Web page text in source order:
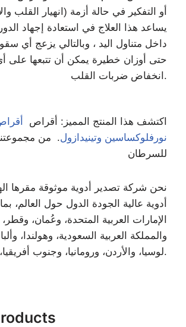
أو التفكير في حالة أزمة (انهيار القلب
يساعد هذا العلاج في استعادة إجهاد
داخل متناول اليد ، وبالتالي يزعج أي
حتى أوزان خطيرة يمكن أن تتبعها على
انخفاض ضربات القلب.
اكتشف هذا المنتج المميز: أقراص
نورفلوكساسين وتينيدازول. من
للسرطان
نحن شركة تصدير أدوية موثوقة مقرها
أدوية عالية الجودة الدول حول العالم،
الإمارات العربية المتحدة، وعُمان، وقطر،
والمملكة العربية السعودية، وهولندا،
لوسيا، والأردن، ورومانيا، وجنوب أفريقيا، وغيرها الكثير.